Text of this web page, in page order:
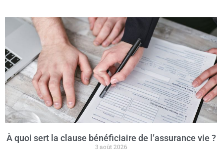
À quoi sert la clause bénéficiaire de l’assurance vie ?
3 août 2026